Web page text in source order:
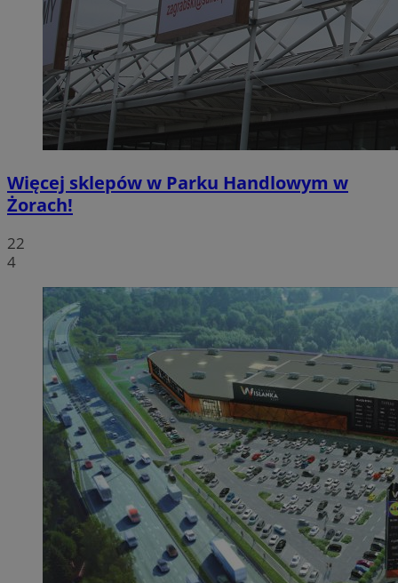
Więcej sklepów w Parku Handlowym w
Żorach!
22
4